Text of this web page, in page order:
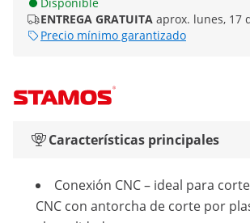
ENTREGA GRATUITA aprox. lunes, 17
Precio mínimo garantizado
Características principales
Conexión CNC – ideal para
CNC con antorcha de corte por